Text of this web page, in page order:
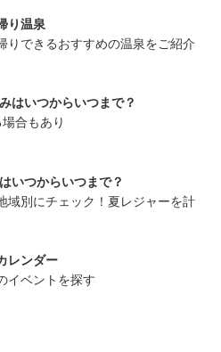
り温泉
りできるおすすめの温泉をご紹介
はいつからいつまで？
合もあり
いつからいつまで？
域別にチェック！夏レジャーを計
レンダー
イベントを探す